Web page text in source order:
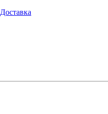
Доставка